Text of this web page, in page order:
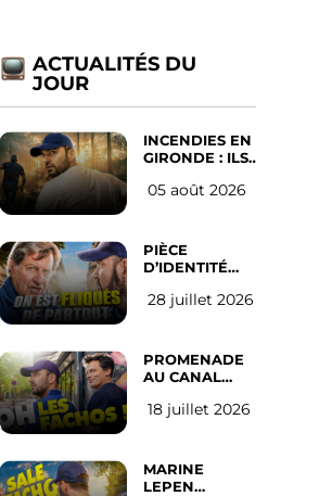
ACTUALITÉS DU
JOUR
INCENDIES EN
GIRONDE : ILS
D’ABANDONNER
05 août 2026
PIÈCE
D’IDENTITÉ
SUR LES
l’avis des
Français
28 juillet 2026
PROMENADE
AU CANAL
(les gauchistes
18 juillet 2026
MARINE
LEPEN